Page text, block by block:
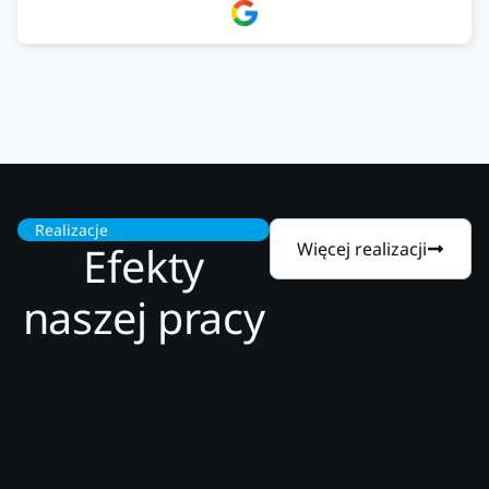
Firma godna zaufania. Tak trzymać!
Realizacje
Efekty
naszej pracy
Więcej realizacji